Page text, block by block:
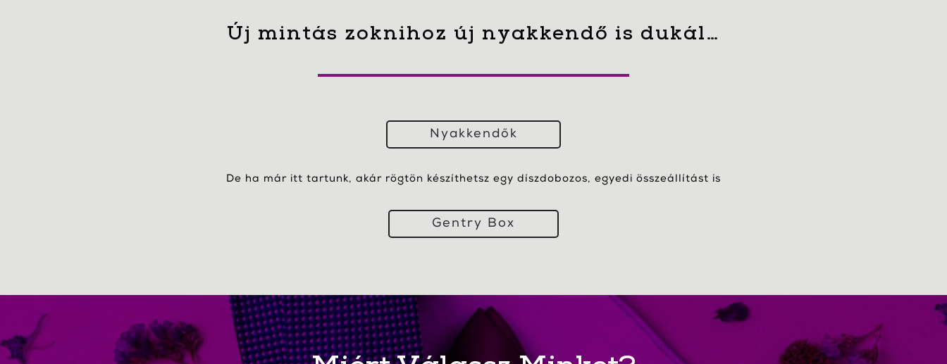
Új mintás zoknihoz új nyakkendő is dukál…
Nyakkendők
De ha már itt tartunk, akár rögtön készíthetsz egy díszdobozos, egyedi összeállítást is
Gentry Box